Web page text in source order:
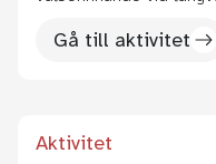
Gå till aktivitet
Aktivitet